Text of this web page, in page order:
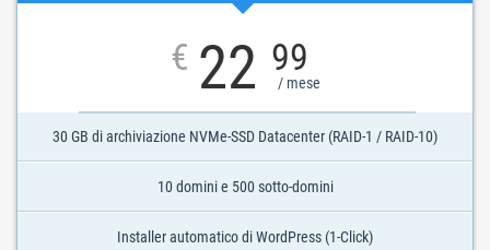
€ 22 99
/ mese
30 GB di archiviazione NVMe-SSD Datacenter (RAID-1 / RAID-10)
10 domini e 500 sotto-domini
Installer automatico di WordPress (1-Click)